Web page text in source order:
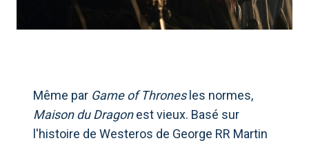
Même par Game of Thronesles normes,
Maison du Dragonest vieux. Basé sur
l'histoire de Westeros de George RR Martin